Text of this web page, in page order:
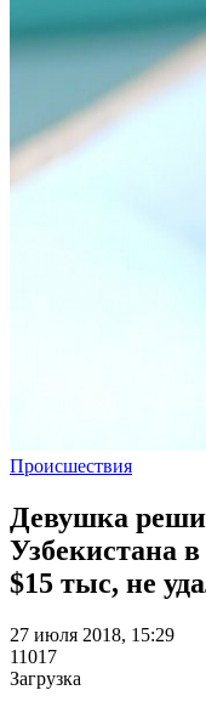
Происшествия
Девушка
Узбекистана
$15 тыс, не
27 июля 2018, 15:29
11017
Загрузка